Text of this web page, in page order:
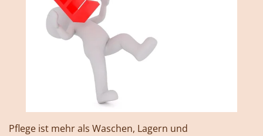
Pflege ist mehr als Waschen, Lagern und